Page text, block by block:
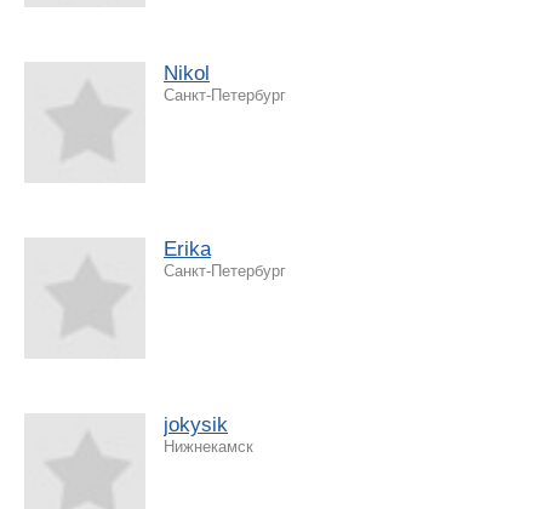
Nikol
Санкт-Петербург
Erika
Санкт-Петербург
jokysik
Нижнекамск